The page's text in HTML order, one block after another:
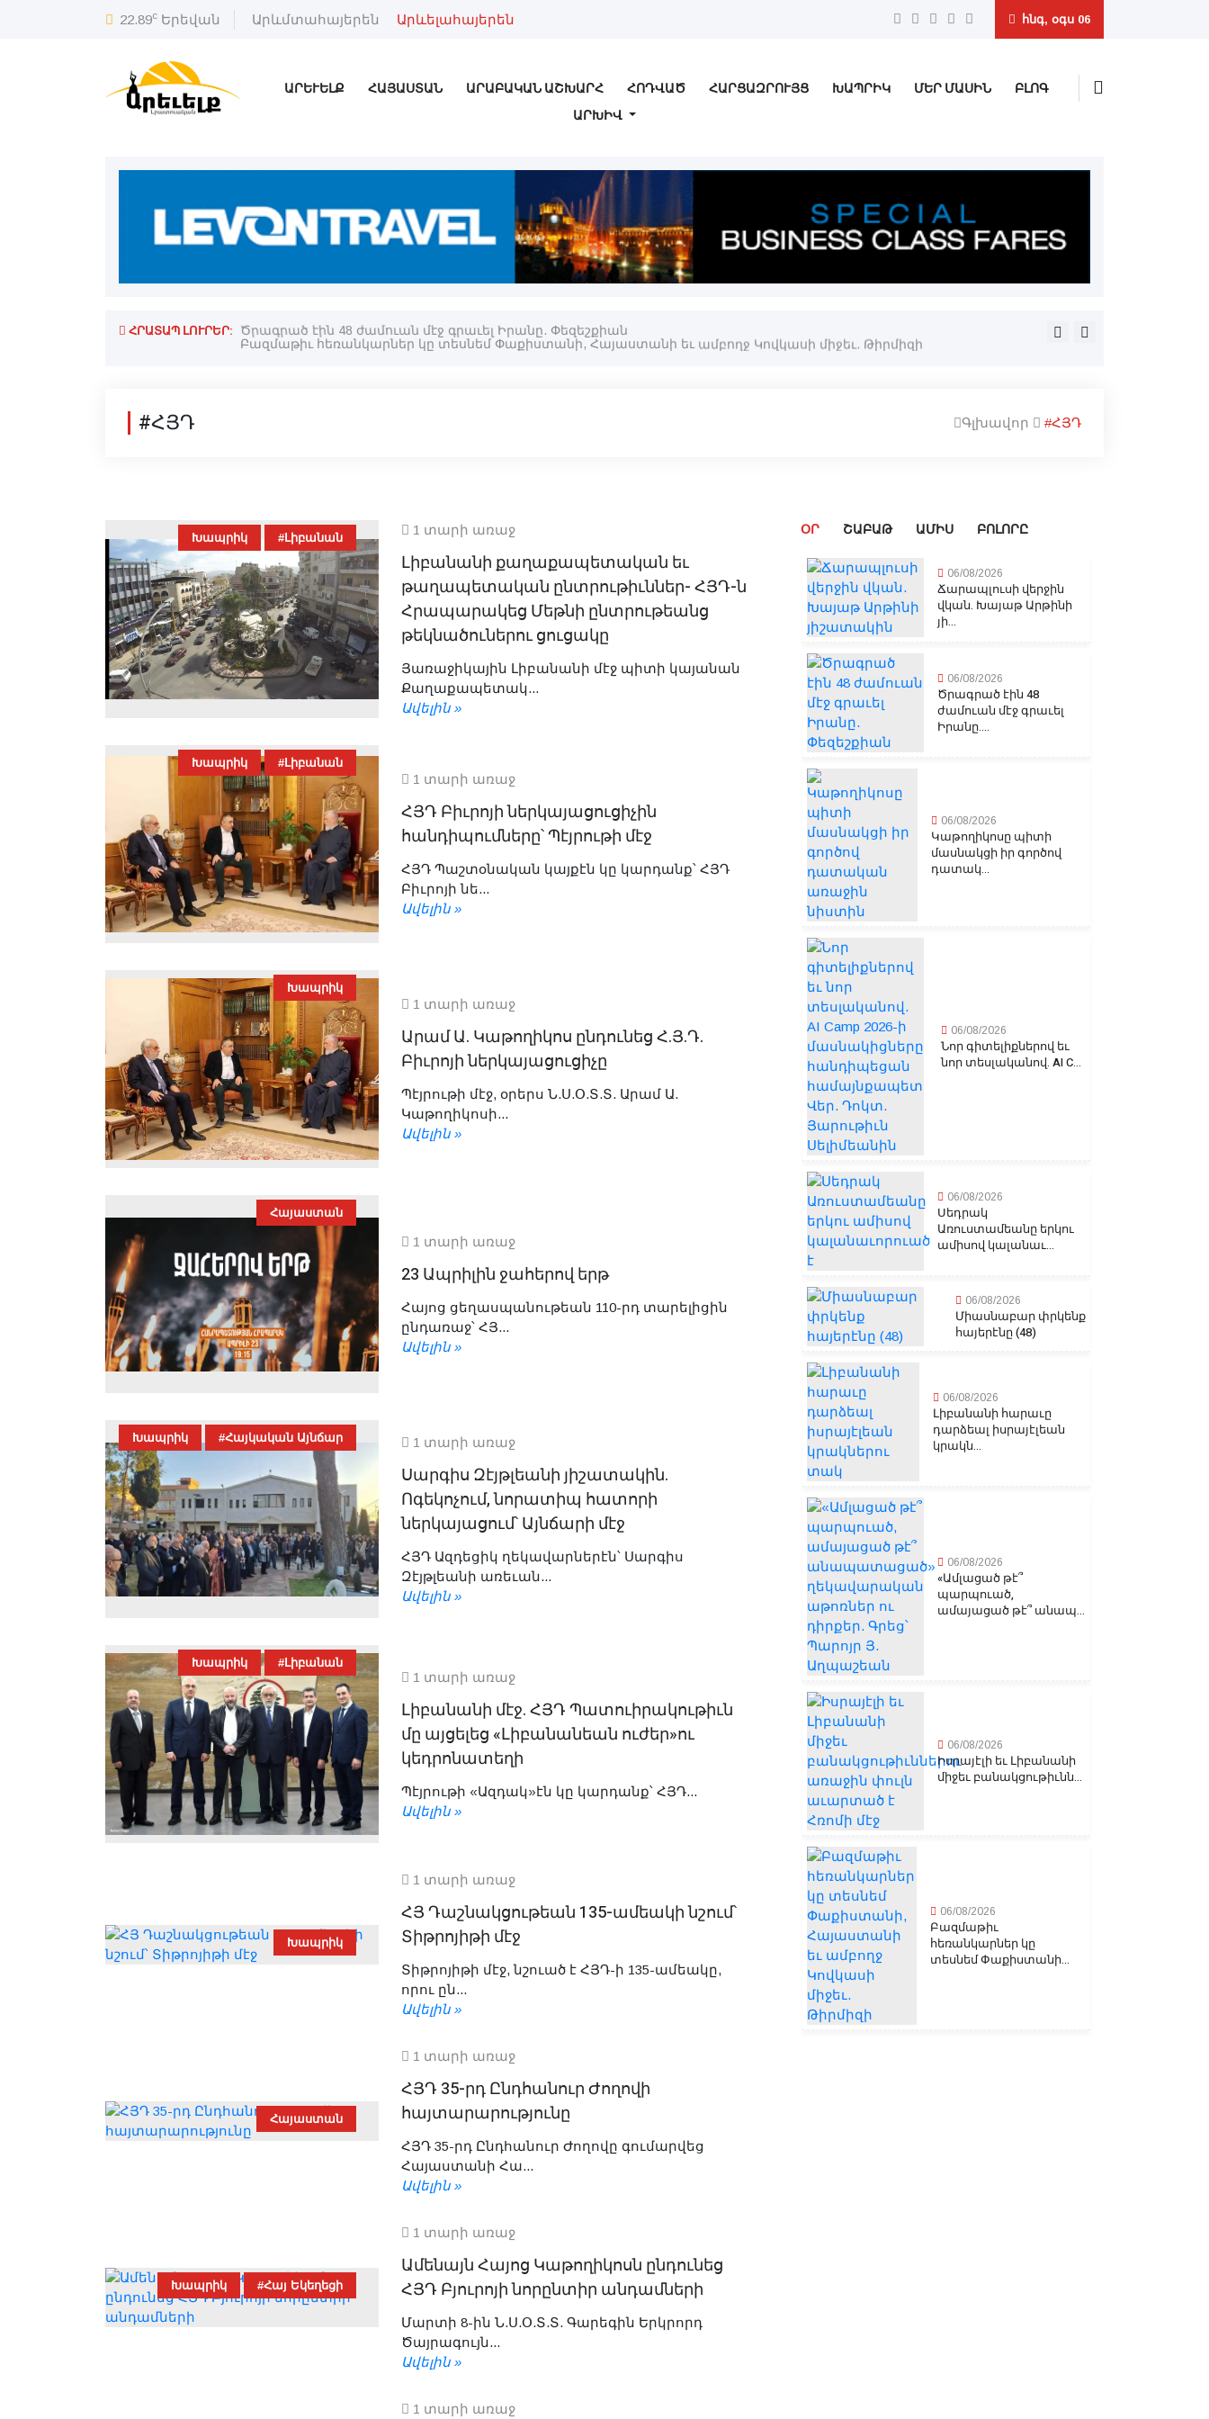
22.89c Երեվան Արևմտահայերեն Արևելահայերեն հնգ, օգս 06
ԱՐԵՒԵԼՔ ՀԱՅԱՍՏԱՆ ԱՐԱԲԱԿԱՆ ԱՇԽԱՐՀ ՀՈԴՎԱԾ ՀԱՐՑԱԶՐՈՒՅՑ ԽԱՊՐԻԿ ՄԵՐ ՄԱՍԻՆ
ԲԼՈԳ
ԱՐԽԻՎ
ՀՐԱՏԱՊ ԼՈՒՐԵՐ:
միջեւ. Թիրմիզի Ծրագրած էին 48 ժամուան մէջ գրաւել Իրանը. Փեզեշքիան Կապանի մէջ Ռուսիոյ
#ՀՅԴ Գլխավոր #ՀՅԴ
Խապրիկ #Լիբանան
1 տարի առաջ
Լիբանանի քաղաքապետական եւ
թաղապետական ընտրութիւններ- ՀՅԴ-ն
Հրապարակեց Մեթնի ընտրութեանց
թեկնածուներու ցուցակը
Յառաջիկային Լիբանանի մէջ պիտի կայանան
Քաղաքապետակ...
Ավելին »
Խապրիկ #Լիբանան
1 տարի առաջ
ՀՅԴ Բիւրոյի ներկայացուցիչին
հանդիպումները՝ Պէյրութի մէջ
ՀՅԴ Պաշտօնական կայքէն կը կարդանք՝ ՀՅԴ
Բիւրոյի նե...
Ավելին »
Խապրիկ
1 տարի առաջ
Արամ Ա. Կաթողիկոս ընդունեց Հ.Յ.Դ.
Բիւրոյի ներկայացուցիչը
Պէյրութի մէջ, օրերս Ն.Ս.Օ.Տ.Տ. Արամ Ա.
Կաթողիկոսի...
Ավելին »
Հայաստան
1 տարի առաջ
23 Ապրիլին ջահերով երթ
Հայոց ցեղասպանութեան 110-րդ տարելիցին
ընդառաջ՝ ՀՅ...
Ավելին »
Խապրիկ #Հայկական Այնճար 1 տարի առաջ
Սարգիս Զէյթլեանի յիշատակին.
Ոգեկոչում, նորատիպ հատորի
ներկայացում՝ Այնճարի մէջ
ՀՅԴ Ազդեցիկ ղեկավարներէն՝ Սարգիս
Զէյթլեանի առեւան...
Ավելին »
Խապրիկ #Լիբանան
1 տարի առաջ
Լիբանանի մէջ. ՀՅԴ Պատուիրակութիւն
մը այցելեց «Լիբանանեան ուժեր»ու
կեդրոնատեղի
Պէյրութի «Ազդակ»էն կը կարդանք՝ ՀՅԴ...
Ավելին »
Խապրիկ
1 տարի առաջ
ՀՅ Դաշնակցութեան 135-ամեակի նշում՝
Տիթրոյիթի մէջ
Տիթրոյիթի մէջ, նշուած է ՀՅԴ-ի 135-ամեակը,
որու ըն...
Ավելին »
Հայաստան
1 տարի առաջ
ՀՅԴ 35-րդ Ընդհանուր Ժողովի
հայտարարությունը
ՀՅԴ 35-րդ Ընդհանուր Ժողովը գումարվեց
Հայաստանի Հա...
Ավելին »
Խապրիկ #Հայ Եկեղեցի
1 տարի առաջ
Ամենայն Հայոց Կաթողիկոսն ընդունեց
ՀՅԴ Բյուրոյի նորընտիր անդամների
Մարտի 8-ին Ն.Ս.Օ.Տ.Տ. Գարեգին Երկրորդ
Ծայրագույն...
Ավելին »
1 տարի առաջ
ՕՐ ՇԱԲԱԹ ԱՄԻՍ ԲՈԼՈՐԸ
06/08/2026
Ճարապլուսի վերջին
վկան. Խայաթ Արթինի
յի...
06/08/2026
Ծրագրած էին 48
ժամուան մէջ գրաւել
Իրանը....
06/08/2026
Կաթողիկոսը պիտի
մասնակցի իր գործով
դատակ...
06/08/2026
Նոր գիտելիքներով եւ
նոր տեսլականով. AI C...
06/08/2026
Սեդրակ
Առուստամեանը երկու
ամիսով կալանաւ...
06/08/2026
Միասնաբար փրկենք
հայերէնը (48)
06/08/2026
Լիբանանի հարաւը
դարձեալ իսրայէլեան
կրակն...
06/08/2026
«Ամլացած թէ՞
պարպուած,
ամայացած թէ՞ անապ...
06/08/2026
Իսրայէլի եւ Լիբանանի
միջեւ բանակցութիւնն...
06/08/2026
Բազմաթիւ
հեռանկարներ կը
տեսնեմ Փաքիստանի...